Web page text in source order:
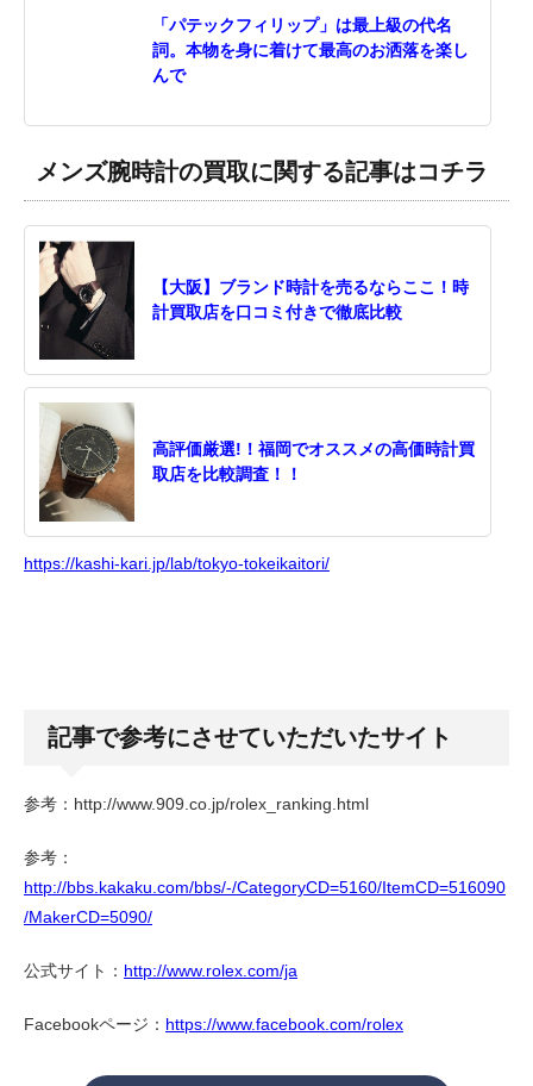
「パテックフィリップ」は最上級の代名
詞。本物を身に着けて最高のお洒落を楽し
んで
メンズ腕時計の買取に関する記事はコチラ
【大阪】ブランド時計を売るならここ！時
計買取店を口コミ付きで徹底比較
高評価厳選!！福岡でオススメの高価時計買
取店を比較調査！！
https://kashi-kari.jp/lab/tokyo-tokeikaitori/
記事で参考にさせていただいたサイト
参考：http://www.909.co.jp/rolex_ranking.html
参考：
http://bbs.kakaku.com/bbs/-/CategoryCD=5160/ItemCD=516090
/MakerCD=5090/
公式サイト： http://www.rolex.com/ja
Facebookページ： https://www.facebook.com/rolex